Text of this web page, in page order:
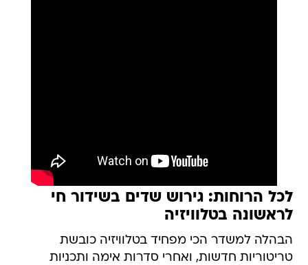
לכל הרוחות: גירוש שדים בשידור חי
לראשונה בטלוויזיה
הבהלה למשדר הכי מפחיד בטלוויזיה כובשת
טריטוריות חדשות, ואחרי סדרות אימה ותכניות